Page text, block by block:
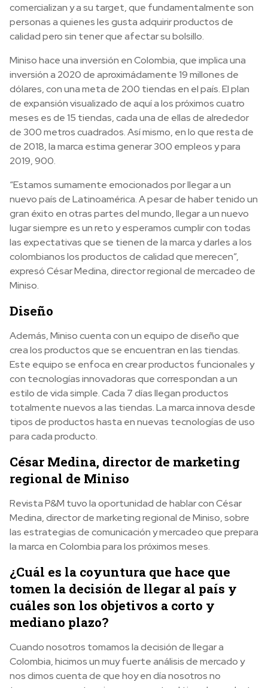
comercializan y a su target, que fundamentalmente son
personas a quienes les gusta adquirir productos de
calidad pero sin tener que afectar su bolsillo.
Miniso hace una inversión en Colombia, que implica una
inversión a 2020 de aproximádamente 19 millones de
dólares, con una meta de 200 tiendas en el país. El plan
de expansión visualizado de aquí a los próximos cuatro
meses es de 15 tiendas, cada una de ellas de alrededor
de 300 metros cuadrados. Así mismo, en lo que resta de
de 2018, la marca estima generar 300 empleos y para
2019, 900.
“Estamos sumamente emocionados por llegar a un
nuevo país de Latinoamérica. A pesar de haber tenido un
gran éxito en otras partes del mundo, llegar a un nuevo
lugar siempre es un reto y esperamos cumplir con todas
las expectativas que se tienen de la marca y darles a los
colombianos los productos de calidad que merecen”,
expresó César Medina, director regional de mercadeo de
Miniso.
Diseño
Además, Miniso cuenta con un equipo de diseño que
crea los productos que se encuentran en las tiendas.
Este equipo se enfoca en crear productos funcionales y
con tecnologías innovadoras que correspondan a un
estilo de vida simple. Cada 7 días llegan productos
totalmente nuevos a las tiendas. La marca innova desde
tipos de productos hasta en nuevas tecnologías de uso
para cada producto.
César Medina, director de marketing
regional de Miniso
Revista P&M tuvo la oportunidad de hablar con César
Medina, director de marketing regional de Miniso, sobre
las estrategias de comunicación y mercadeo que prepara
la marca en Colombia para los próximos meses.
¿Cuál es la coyuntura que hace que
tomen la decisión de llegar al país y
cuáles son los objetivos a corto y
mediano plazo?
Cuando nosotros tomamos la decisión de llegar a
Colombia, hicimos un muy fuerte análisis de mercado y
nos dimos cuenta de que hoy en día nosotros no